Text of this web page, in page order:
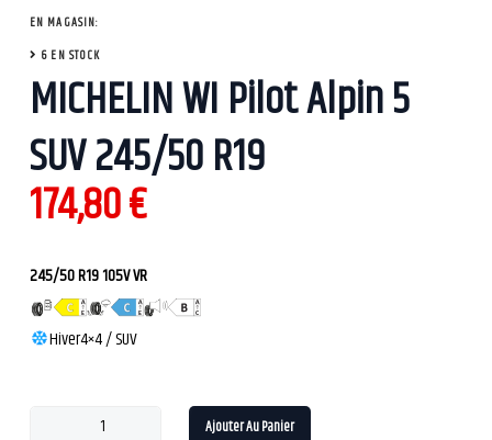
EN MAGASIN:
6 EN STOCK
MICHELIN WI Pilot Alpin 5
SUV 245/50 R19
174,80€
245/50 R19 105V VR
Hiver4×4 / SUV
Ajouter Au Panier